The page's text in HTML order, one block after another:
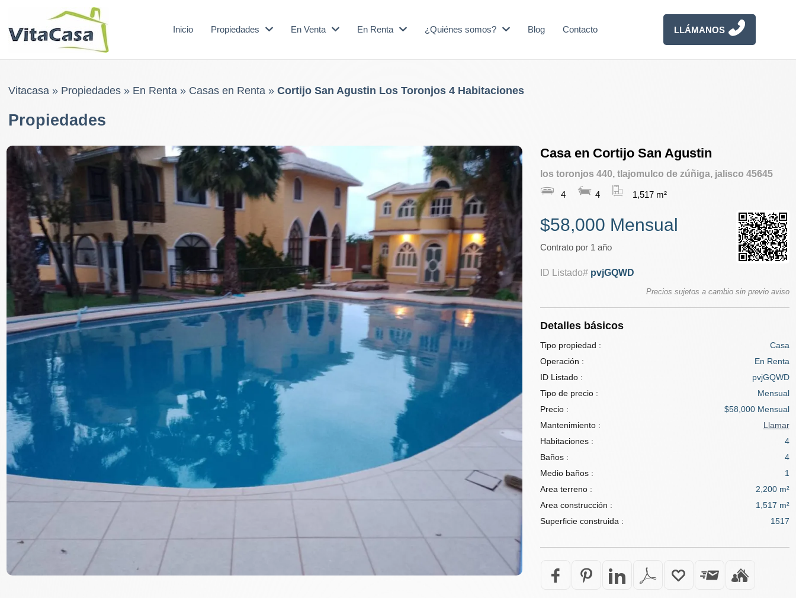
Inicio Propiedades En Venta En Renta ¿Quiénes somos? Blog Contacto LLÁMANOS
Vitacasa» Propiedades» En Renta» Casas en Renta» Cortijo San Agustin Los Toronjos 4 Habitaciones
Propiedades
Casa en Cortijo San Agustin
los toronjos 440, tlajomulco de zúñiga, jalisco 45645
4 4 1,517 m²
$58,000 Mensual
Contrato por 1 año
ID Listado# pvjGQWD
Precios sujetos a cambio sin previo aviso
Detalles básicos
Tipo propiedad :
Casa
Operación :
En Renta
ID Listado :
pvjGQWD
Tipo de precio :
Mensual
Precio :
$58,000 Mensual
Mantenimiento :
Llamar
Habitaciones :
4
Baños :
4
Medio baños :
1
Area terreno :
2,200 m²
Area construcción :
1,517 m²
Superficie construida :
1517